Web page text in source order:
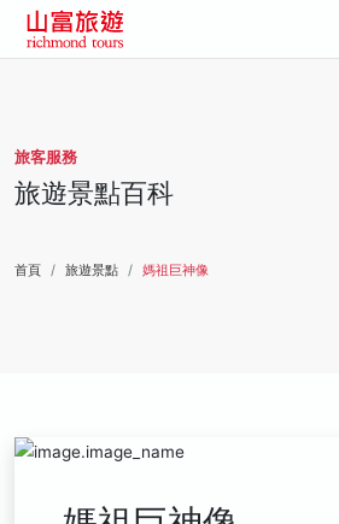
旅客服務
旅遊景點百科
首頁 旅遊景點 媽祖巨神像